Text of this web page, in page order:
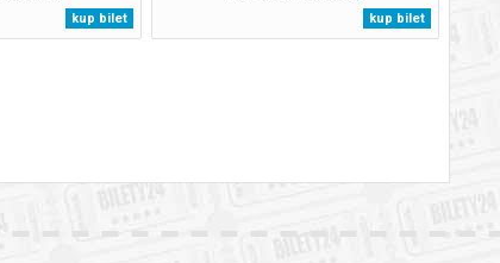
kup bilet
kup bilet